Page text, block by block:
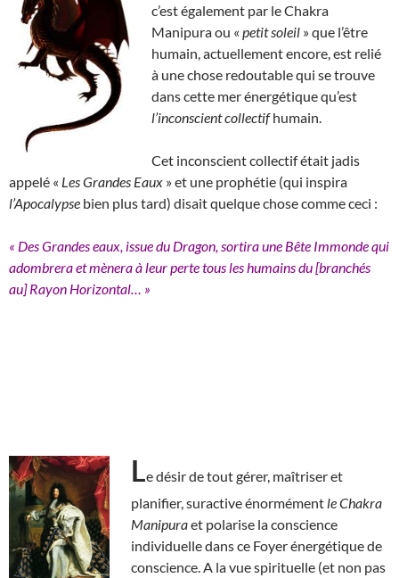
c’est également par le Chakra
Manipura ou « petit soleil » que l’être
humain, actuellement encore, est relié
à une chose redoutable qui se trouve
dans cette mer énergétique qu’est
l’inconscient collectifhumain.
Cet inconscient collectif était jadis
appelé « Les Grandes Eaux » et une prophétie (qui inspira
l’Apocalypse bien plus tard) disait quelque chose comme ceci :
« Des Grandes eaux, issue du Dragon, sortira une Bête Immonde qui
adombrera et mènera à leur perte tous les humains du [branchés
au] Rayon Horizontal… »
Le désir de tout gérer, maîtriser et
planifier, suractive énormément le Chakra
Manipuraet polarise la conscience
individuelle dans ce Foyer énergétique de
conscience. A la vue spirituelle (et non pas